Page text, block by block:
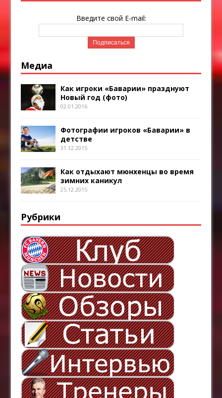
Введите свой E-mail:
Медиа
Как игроки «Баварии» празднуют
Новый год (фото)
02.01.2016
Фотографии игроков «Баварии» в
детстве
31.12.2015
Как отдыхают мюнхенцы во время
зимних каникул
25.12.2015
Рубрики